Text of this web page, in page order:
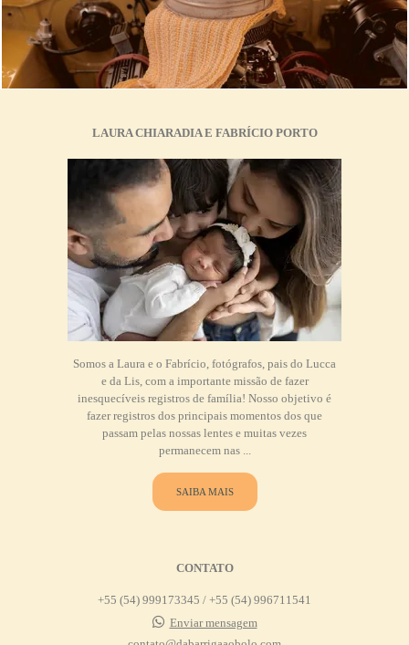
1695 0
LAURA CHIARADIA E FABRÍCIO PORTO
Somos a Laura e o Fabrício, fotógrafos, pais do Lucca
e da Lis, com a importante missão de fazer
inesquecíveis registros de família! Nosso objetivo é
fazer registros dos principais momentos dos que
passam pelas nossas lentes e muitas vezes
permanecem nas ...
SAIBA MAIS
CONTATO
+55 (54) 999173345 / +55 (54) 996711541
Enviar mensagem